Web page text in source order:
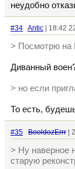
неудобно
#34 Antic | 18:42
> Посмотрю
Диванный
> но если
То есть,
#35 BooldozErrr |
> Ну наверное
старую